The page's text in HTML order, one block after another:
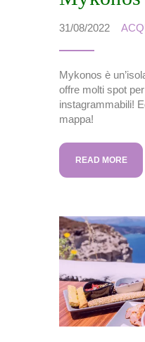
31/08/2022
Mykonos è
offre molti spot
instagrammabili!
mappa!
READ MORE